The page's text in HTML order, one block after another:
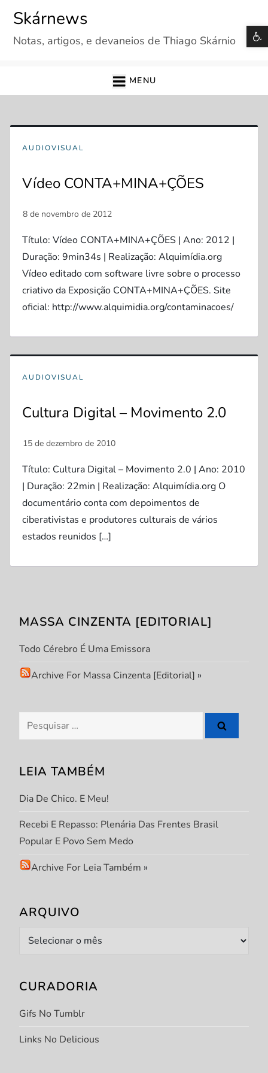
content
Skárnews
Notas, artigos, e devaneios de Thiago Skárnio
MENU
AUDIOVISUAL
Vídeo CONTA+MINA+ÇÕES
Título: Vídeo CONTA+MINA+ÇÕES | Ano: 2012 |
Duração: 9min34s | Realização: Alquimídia.org
Vídeo editado com software livre sobre o processo
criativo da Exposição CONTA+MINA+ÇÕES. Site
oficial: http://www.alquimidia.org/contaminacoes/
AUDIOVISUAL
Cultura Digital – Movimento 2.0
Título: Cultura Digital – Movimento 2.0 | Ano: 2010
| Duração: 22min | Realização: Alquimídia.org O
documentário conta com depoimentos de
ciberativistas e produtores culturais de vários
estados reunidos […]
MASSA CINZENTA [EDITORIAL]
Todo Cérebro É Uma Emissora
Archive For Massa Cinzenta [Editorial] »
Pesquisar
por:
LEIA TAMBÉM
Dia De Chico. E Meu!
Recebi E Repasso: Plenária Das Frentes Brasil
Popular E Povo Sem Medo
Archive For Leia Também »
ARQUIVO
Arquivo
CURADORIA
Gifs No Tumblr
Links No Delicious